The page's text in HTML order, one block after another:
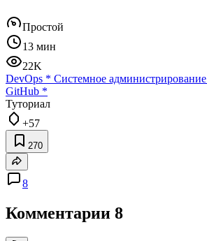
Простой
13 мин
22K
DevOps * Системное администрирование
GitHub *
Туториал
+57
270
8
Комментарии 8